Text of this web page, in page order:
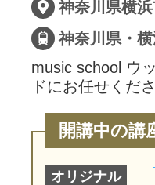
神奈川県・
music school ウ
ドにお任せく
開講中の講
オリジナル